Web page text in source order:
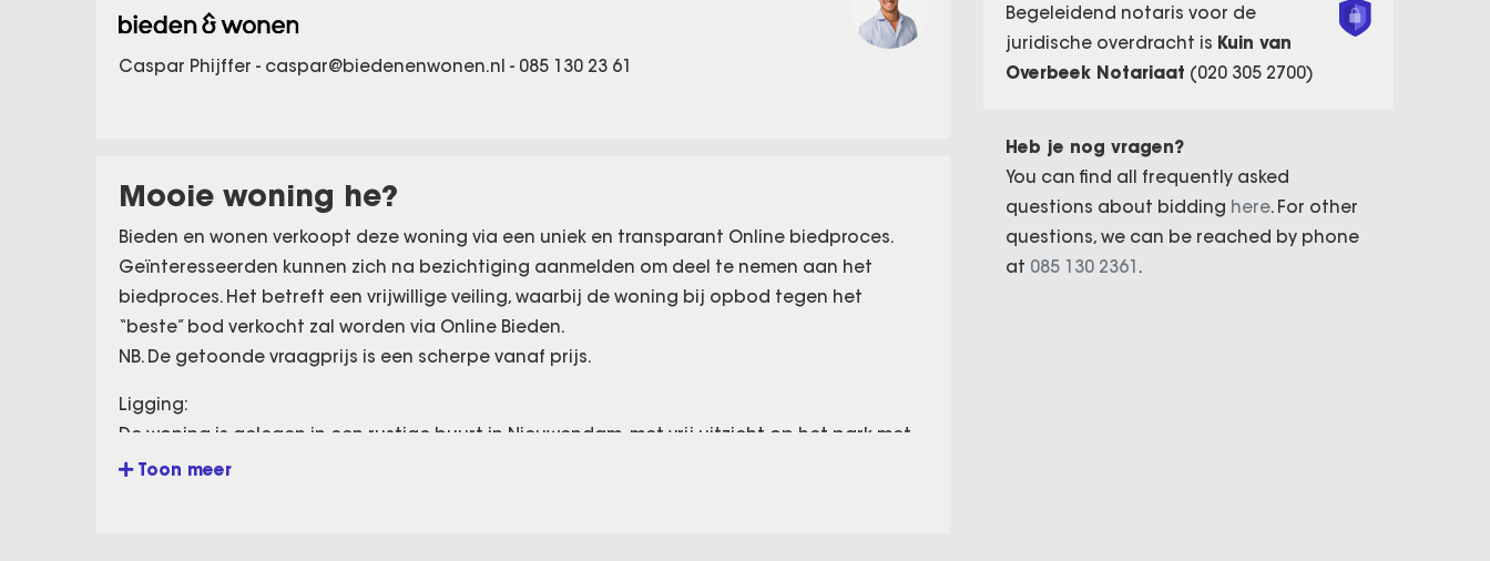
Caspar Phijffer - caspar@biedenenwonen.nl - 085 130 23 61
Mooie woning he?
Bieden en wonen verkoopt deze woning via een uniek en transparant Online biedproces.
Geïnteresseerden kunnen zich na bezichtiging aanmelden om deel te nemen aan het
biedproces. Het betreft een vrijwillige veiling, waarbij de woning bij opbod tegen het
“beste” bod verkocht zal worden via Online Bieden.
NB. De getoonde vraagprijs is een scherpe vanaf prijs.
Ligging:
De woning is gelegen in een rustige buurt in Nieuwendam, met vrij uitzicht op het park met
gracht en nabij het vernieuwde winkelcentrum Waterlandplein en winkelcentrum Boven ‘t IJ.
Toon meer
Begeleidend notaris voor de
juridische overdracht is Kuin van
Overbeek Notariaat (020 305 2700)
Heb je nog vragen?
You can find all frequently asked
questions about bidding here. For other
questions, we can be reached by phone
at 085 130 2361 .